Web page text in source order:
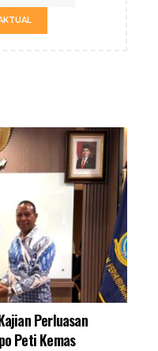
Perluasan
Peti Kemas